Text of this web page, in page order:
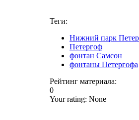
Теги:
Нижний парк
Петергоф
фонтан Самсон
фонтаны Петергофа
Рейтинг материала:
0
Your rating: None